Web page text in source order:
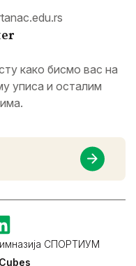
како бисмо вас на
уписа и осталим
СПОРТИУМ
Cubes